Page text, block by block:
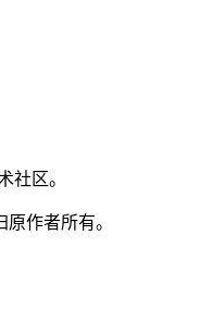
社区。
原作者所有。